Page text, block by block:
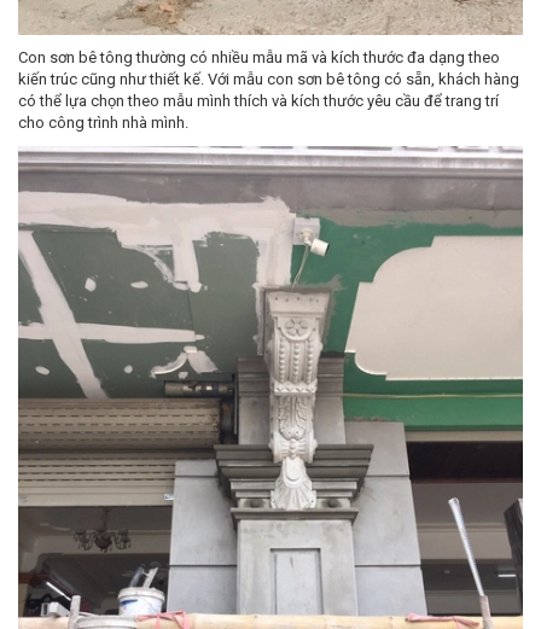
Con sơn bê tông thường có nhiều mẫu mã và kích thước đa dạng theo
kiến trúc cũng như thiết kế. Với mẫu con sơn bê tông có sẵn, khách hàng
có thể lựa chọn theo mẫu mình thích và kích thước yêu cầu để trang trí
cho công trình nhà mình.